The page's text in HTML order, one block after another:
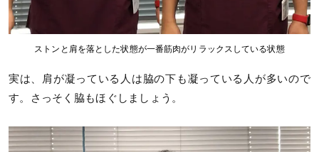
ストンと肩を落とした状態が一番筋肉がリラックスしている状態
実は、肩が凝っている人は脇の下も凝っている人が多いので
す。さっそく脇もほぐしましょう。